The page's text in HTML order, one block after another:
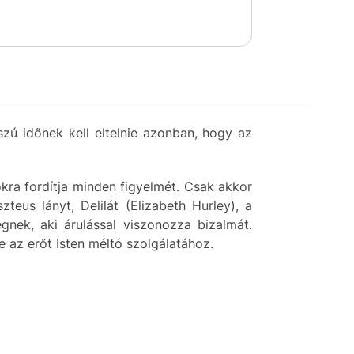
időnek kell eltelnie azonban, hogy az
fordítja minden figyelmét. Csak akkor
lányt, Delilát (Elizabeth Hurley), a
aki árulással viszonozza bizalmát.
az erőt Isten méltó szolgálatához.